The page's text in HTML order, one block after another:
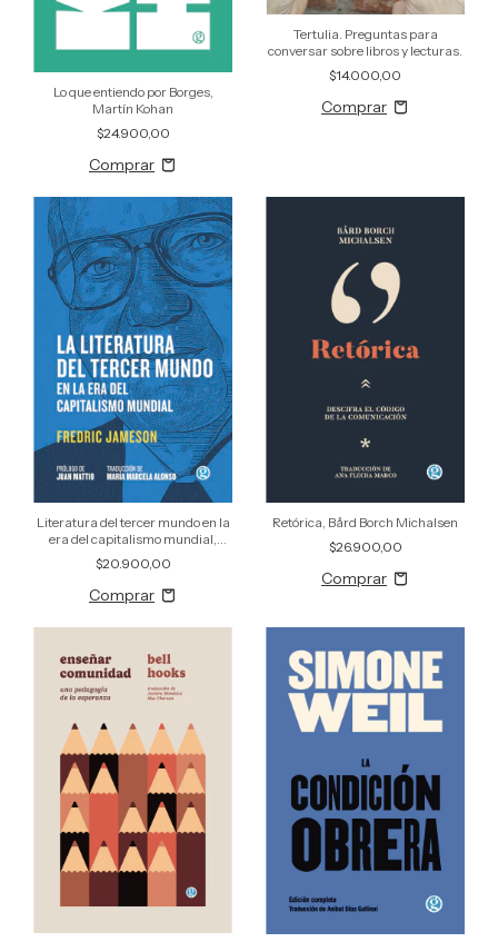
Lo que entiendo por Borges,
Martín Kohan
$24.900,00
Tertulia. Preguntas para
conversar sobre libros y lecturas.
$14.000,00
Literatura del tercer mundo en la
era del capitalismo mundial,
Fredric Jameson
$20.900,00
Retórica, Bård Borch Michalsen
$26.900,00